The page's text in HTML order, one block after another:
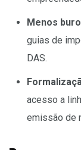
Menos
guias de
DAS.
acesso a
emissão de